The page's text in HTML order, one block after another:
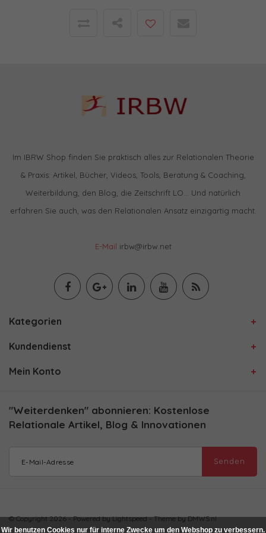
Im IBRW Shop finden Sie praktisch alles zur Relationalen Theorie
& Praxis: Artikel, Bücher, Videos, Tools, Beratung & Coaching,
Weiterbildung, den Blog, die Zeitschrift LO… Und natürlich
erfahren Sie auch, was den Relationalen Ansatz einzigartig macht.
E-Mail irbw@irbw.net
Kategorien
Kundendienst
Mein Konto
"Weiterdenken" abonnieren: Kostenlose
Relationale Artikel, Blog & Innovationen
Senden
© Copyright 2026 - Powered byLightspeed- Theme byDMWS.nl
Wir benutzen Cookies nur für interne Zwecke um den Webshop zu verbessern.